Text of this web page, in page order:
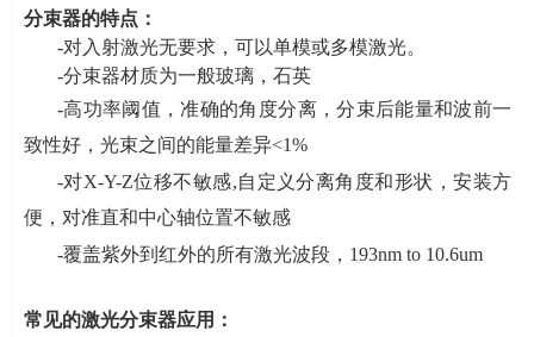
分束器的特点：
-对入射激光无要求，可以单模或多模激光。
-分束器材质为一般玻璃，石英
-高功率阈值，准确的角度分离，分束后能量和波前一
致性好，光束之间的能量差异<1%
-对X-Y-Z位移不敏感,自定义分离角度和形状，安装方
便，对准直和中心轴位置不敏感
-覆盖紫外到红外的所有激光波段， 193nm to 10.6um
常见的激光分束器应用：